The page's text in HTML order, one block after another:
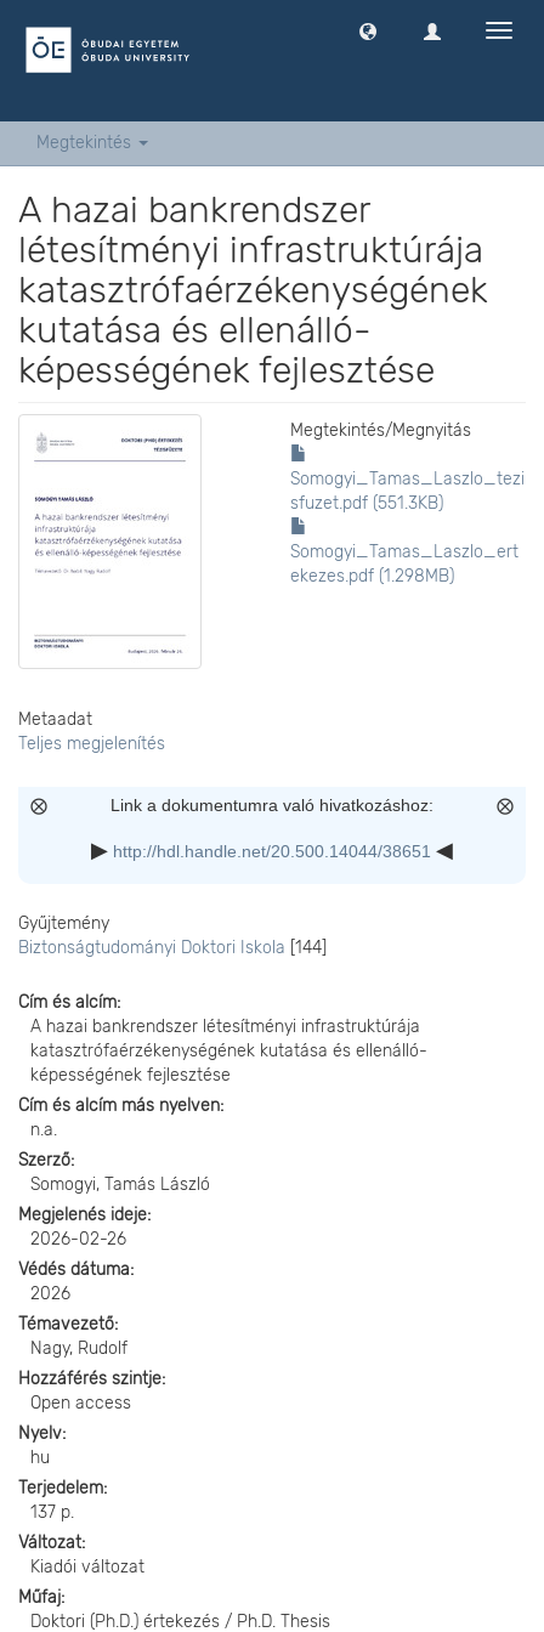
Megtekintés
A hazai bankrendszer
létesítményi infrastruktúrája
katasztrófaérzékenységének
kutatása és ellenálló-
képességének fejlesztése
Megtekintés/Megnyitás
Somogyi_Tamas_Laszlo_tezi
sfuzet.pdf (551.3KB)
Somogyi_Tamas_Laszlo_ert
ekezes.pdf (1.298MB)
Metaadat
Teljes megjelenítés
Link a dokumentumra való hivatkozáshoz:
http://hdl.handle.net/20.500.14044/38651
Gyűjtemény
Biztonságtudományi Doktori Iskola [144]
Cím és alcím
A hazai bankrendszer létesítményi infrastruktúrája
katasztrófaérzékenységének kutatása és ellenálló-
képességének fejlesztése
Cím és alcím más nyelven
n.a.
Szerző
Somogyi, Tamás László
Megjelenés ideje
2026-02-26
Védés dátuma
2026
Témavezető
Nagy, Rudolf
Hozzáférés szintje
Open access
Nyelv
hu
Terjedelem
137 p.
Változat
Kiadói változat
Műfaj
Doktori (Ph.D.) értekezés / Ph.D. Thesis